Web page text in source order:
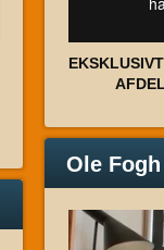
Ole